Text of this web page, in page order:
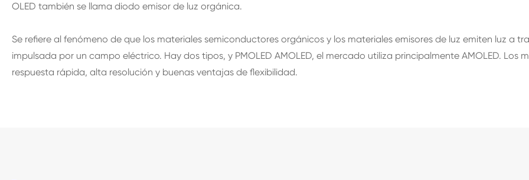
OLED también se llama diodo emisor de luz orgánica.
Se refiere al fenómeno de que los materiales semiconductores orgánicos y los materiales emisores de luz emiten luz a
impulsada por un campo eléctrico. Hay dos tipos, y PMOLED AMOLED, el mercado utiliza principalmente AMOLED. Los
respuesta rápida, alta resolución y buenas ventajas de flexibilidad.